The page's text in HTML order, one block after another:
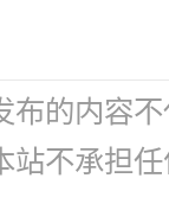
布的内容
站不承担